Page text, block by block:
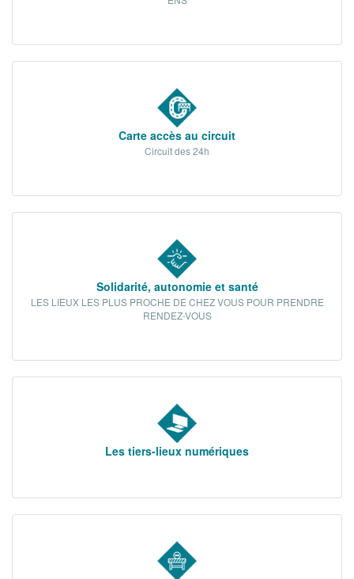
Carte accès au circuit
Circuit des 24h
Solidarité, autonomie et santé
LES LIEUX LES PLUS PROCHE DE CHEZ VOUS POUR PRENDRE
RENDEZ-VOUS
Les tiers-lieux numériques